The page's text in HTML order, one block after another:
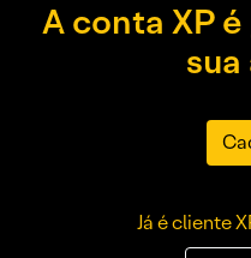
A conta XP
sua
Já é cliente